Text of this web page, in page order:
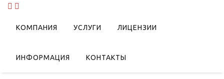
КОМПАНИЯ УСЛУГИ ЛИЦЕНЗИИ
ИНФОРМАЦИЯ КОНТАКТЫ